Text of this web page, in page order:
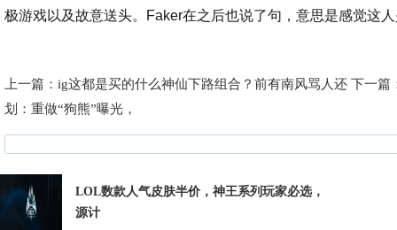
极游戏以及故意送头。Faker在之后也说了句，意思是感觉这
上一篇： ig这都是买的什么神仙下路组合？前有南风骂人还 下一篇
划：重做“狗熊”曝光，
LOL数款人气皮肤半价，神王系列玩家必选，
源计